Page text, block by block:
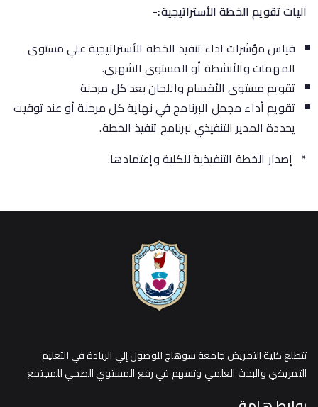
آليات تقويم الخطة الأستراتيجية:-
قياس مؤشرات اداء تنفيذ الخطة الأستراتيجية علي مستوى
المهمات والأنشطة أو المستوى الشهري.
تقويم مستوى الأقسام واللجان بعد كل مرحلة
تقويم أداء مجمل البرنامج في نهاية كل مرحلة أو عند توقيت
يحددة المدير التنفيذي لبرنامج تنفيذ الخطة.
* إصدار الخطة التنفيذية للكلية وإعتمادها.
تتطلع كلية التمريض جامعة سوهاج للوصول إلي الريادة في التعليم
التمريضي والبحث العلمي وتسهم في رفع المستوي الصحي للمجتمع